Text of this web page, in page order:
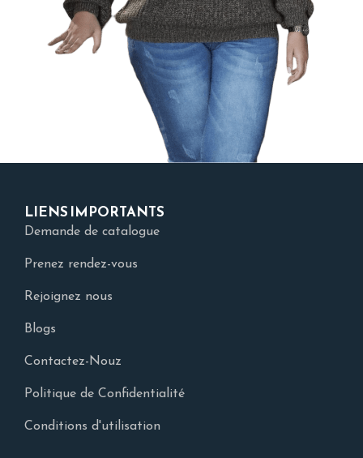
LIENS IMPORTANTS
Demande de catalogue
Prenez rendez-vous
Rejoignez nous
Blogs
Contactez-Nouz
Politique de Confidentialité
Conditions d'utilisation